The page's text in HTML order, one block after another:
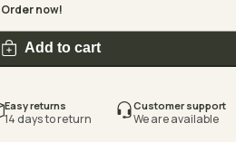
Order now!
Add to cart
Easy returns
14 days to return
Customer support
We are available